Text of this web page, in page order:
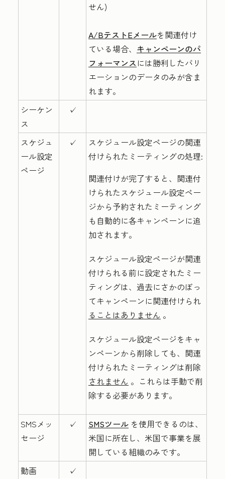
せん)
A/BテストEメールを関連付け
ている場合、 キャンペーンのパ
フォーマンス には勝利したバリ
エーションのデータのみが含ま
れます。
シーケン
ス
✓
スケジュ
ール設定
ページ
✓
スケジュール設定ページの関連
付けられたミーティングの処理:
関連付けが完了すると、関連付
けられたスケジュール設定ペー
ジから予約されたミーティング
も自動的に各キャンペーンに追
加されます。
スケジュール設定ページが関連
付けられる前に設定されたミー
ティングは、過去にさかのぼっ
てキャンペーンに関連付けられ
ることはありません 。
スケジュール設定ページをキャ
ンペーンから削除しても、関連
付けられたミーティングは削除
されません 。これらは手動で削
除する必要があります。
SMSメッ
セージ
✓ SMSツール を使用できるのは、
米国に所在し、米国で事業を展
開している組織のみです。
動画
✓